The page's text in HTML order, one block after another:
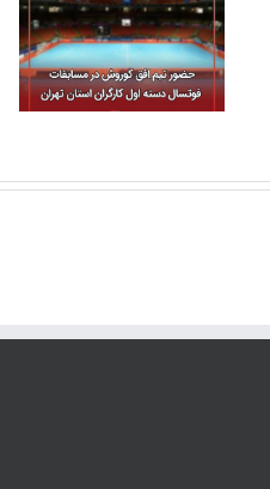
خط جدید تولید پودر
شوینده گروه صنعتی
پاکشو افتتاح شد